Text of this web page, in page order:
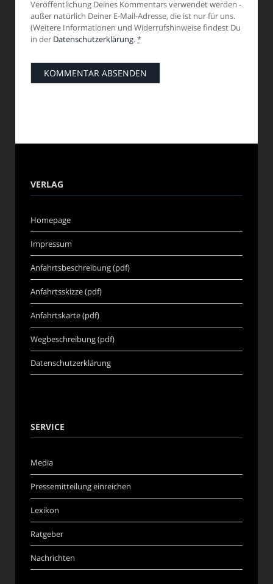
Veröffentlichung Deines Kommentars verwendet werden -
außer natürlich Deiner E-Mail-Adresse, die ist nur für uns.
(Weitere Informationen und Widerrufshinweise findest Du
in der Datenschutzerklärung.*
VERLAG
Homepage
Impressum
Anfahrtsbeschreibung (pdf)
Anfahrtsskizze (pdf)
Anfahrtskarte (pdf)
Wegbeschreibung (pdf)
Datenschutzerklärung
SERVICE
Media
Pressemitteilung einreichen
Lexikon
Ratgeber
Nachrichten